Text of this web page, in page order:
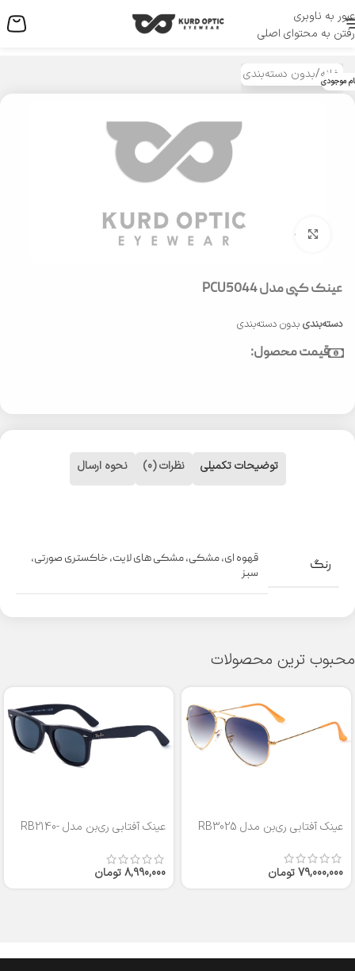
عبور به ناوبری
رفتن به محتوای اصلی
منو
خانه/بدون دسته‌بندی موجودی
بزرگنمایی تصویر
عینک کپی مدل PCU5044
دسته‌بندی بدون دسته‌بندی
قیمت محصول:
توضیحات تکمیلی نظرات (0) نحوه ارسال
رنگ قهوه ای,مشکی,مشکی های لایت,خاکستری صورتی,
سبز
محبوب ترین محصولات
عینک آفتابی ری‌بن مدل RB3025
79,000,000تومان
عینک آفتابی ری‌بن مدل RB2140-
8,990,000تومان